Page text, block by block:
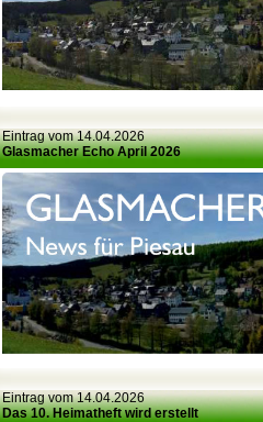
Eintrag vom 14.04.2026
Glasmacher Echo April 2026
Eintrag vom 14.04.2026
Das 10. Heimatheft wird erstellt